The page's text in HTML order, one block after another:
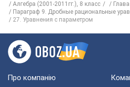
Алгебра (2001-2011гг.), 8 класс
Параграф 9. Дробные рациональные
27. Уравнения с параметром
Про компанію